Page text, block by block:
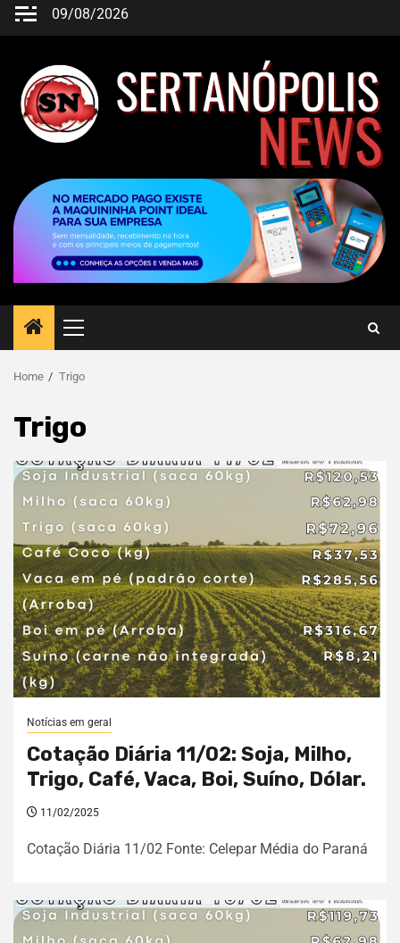
09/08/2026
Home Trigo
Trigo
Notícias em geral
Cotação Diária 11/02: Soja, Milho,
Trigo, Café, Vaca, Boi, Suíno, Dólar.
11/02/2025
Cotação Diária 11/02 Fonte: Celepar Média do Paraná